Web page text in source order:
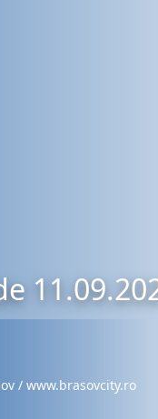
/ www.brasovcity.ro